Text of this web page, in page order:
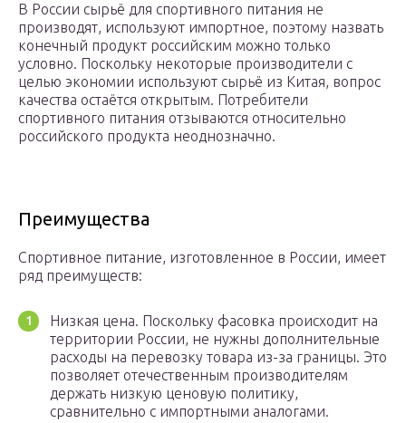
В России сырьё для спортивного питания не
производят, используют импортное, поэтому назвать
конечный продукт российским можно только
условно. Поскольку некоторые производители с
целью экономии используют сырьё из Китая, вопрос
качества остаётся открытым. Потребители
спортивного питания отзываются относительно
российского продукта неоднозначно.
Преимущества
Спортивное питание, изготовленное в России, имеет
ряд преимуществ:
Низкая цена. Поскольку фасовка происходит на
территории России, не нужны дополнительные
расходы на перевозку товара из-за границы. Это
позволяет отечественным производителям
держать низкую ценовую политику,
сравнительно с импортными аналогами.